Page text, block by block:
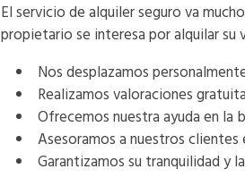
El servicio de alquiler seguro va
propietario se interesa por alquilar su
Nos desplazamos
Realizamos valoraciones
Ofrecemos nuestra ayuda en la
Asesoramos a nuestros
Garantizamos su tranquilidad y